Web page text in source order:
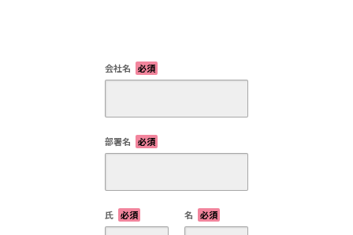
会社名 必須
部署名 必須
氏 必須 名 必須